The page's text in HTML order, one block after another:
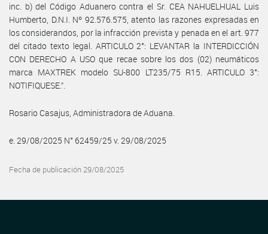
inc. b) del Código Aduanero contra el Sr. CEA NAHUELHUAL Luis
Humberto, D.N.I. Nº 92.576.575, atento las razones expresadas en
los considerandos, por la infracción prevista y penada en el art. 977
del citado texto legal. ARTICULO 2°: LEVANTAR la INTERDICCIÓN
CON DERECHO A USO que recae sobre los dos (02) neumáticos
marca MAXTREK modelo SU-800 LT235/75 R15. ARTICULO 3°:
NOTIFIQUESE.”.
Rosario Casajus, Administradora de Aduana.
e. 29/08/2025 N° 62459/25 v. 29/08/2025
Fecha de publicación 29/08/2025